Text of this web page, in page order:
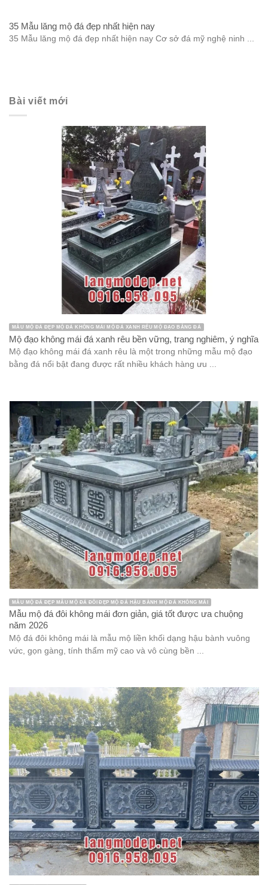
35 Mẫu lăng mộ đá đẹp nhất hiện nay
35 Mẫu lăng mộ đá đẹp nhất hiện nay Cơ sở đá mỹ nghệ ninh ...
Bài viết mới
MẪU MỘ ĐÁ ĐẸP MỘ ĐÁ KHÔNG MÁI MỘ ĐÁ XANH RÊU MỘ ĐẠO BẰNG ĐÁ
Mộ đạo không mái đá xanh rêu bền vững, trang nghiêm, ý nghĩa
Mộ đạo không mái đá xanh rêu là một trong những mẫu mộ đạo
bằng đá nổi bật đang được rất nhiều khách hàng ưu ...
MẪU MỘ ĐÁ ĐẸP MẪU MỘ ĐÁ ĐÔI ĐẸP MỘ ĐÁ HẬU BÀNH MỘ ĐÁ KHÔNG MÁI
Mẫu mộ đá đôi không mái đơn giản, giá tốt được ưa chuộng
năm 2026
Mộ đá đôi không mái là mẫu mộ liền khối dạng hậu bành vuông
vức, gọn gàng, tính thẩm mỹ cao và vô cùng bền ...